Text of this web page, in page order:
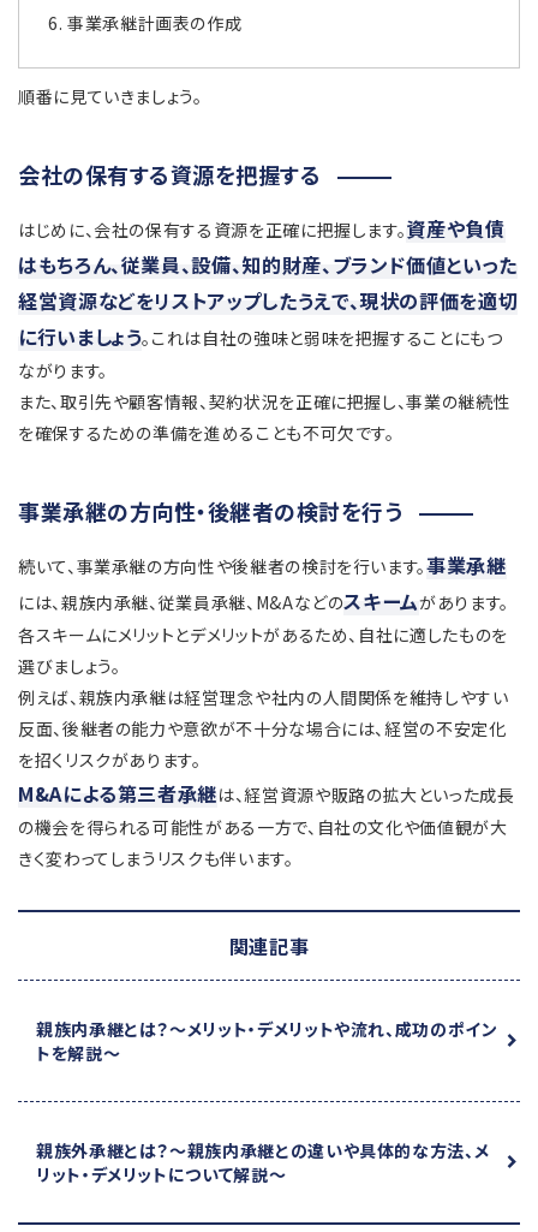
事業承継計画表の作成
順番に見ていきましょう。
会社の保有する資源を把握する
はじめに、会社の保有する資源を正確に把握します。資産や負債
はもちろん、従業員、設備、知的財産、ブランド価値といった
経営資源などをリストアップしたうえで、現状の評価を適切
に行いましょう。これは自社の強味と弱味を把握することにもつ
ながります。
また、取引先や顧客情報、契約状況を正確に把握し、事業の継続性
を確保するための準備を進めることも不可欠です。
事業承継の方向性・後継者の検討を行う
続いて、事業承継の方向性や後継者の検討を行います。事業承継
には、親族内承継、従業員承継、M&Aなどのスキームがあります。
各スキームにメリットとデメリットがあるため、自社に適したものを
選びましょう。
例えば、親族内承継は経営理念や社内の人間関係を維持しやすい
反面、後継者の能力や意欲が不十分な場合には、経営の不安定化
を招くリスクがあります。
M&Aによる第三者承継は、経営資源や販路の拡大といった成長
の機会を得られる可能性がある一方で、自社の文化や価値観が大
きく変わってしまうリスクも伴います。
関連記事
親族内承継とは？～メリット・デメリットや流れ、成功のポイン
トを解説～
親族外承継とは？～親族内承継との違いや具体的な方法、メ
リット・デメリットについて解説～